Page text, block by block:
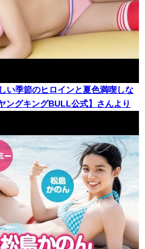
い季節のヒロインと夏色満喫しな
グキングBULL公式】さんより